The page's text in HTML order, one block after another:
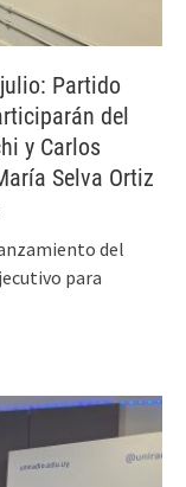
Partido
del
y Carlos
Selva Ortiz
del
para